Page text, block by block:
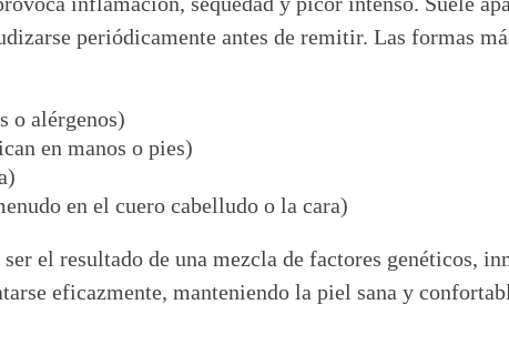
periódicamente antes de remitir. Las formas
o alérgenos)
en manos o pies)
en el cuero cabelludo o la cara)
el resultado de una mezcla de factores genéticos,
eficazmente, manteniendo la piel sana y